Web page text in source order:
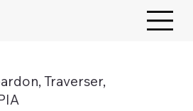
Traverser,